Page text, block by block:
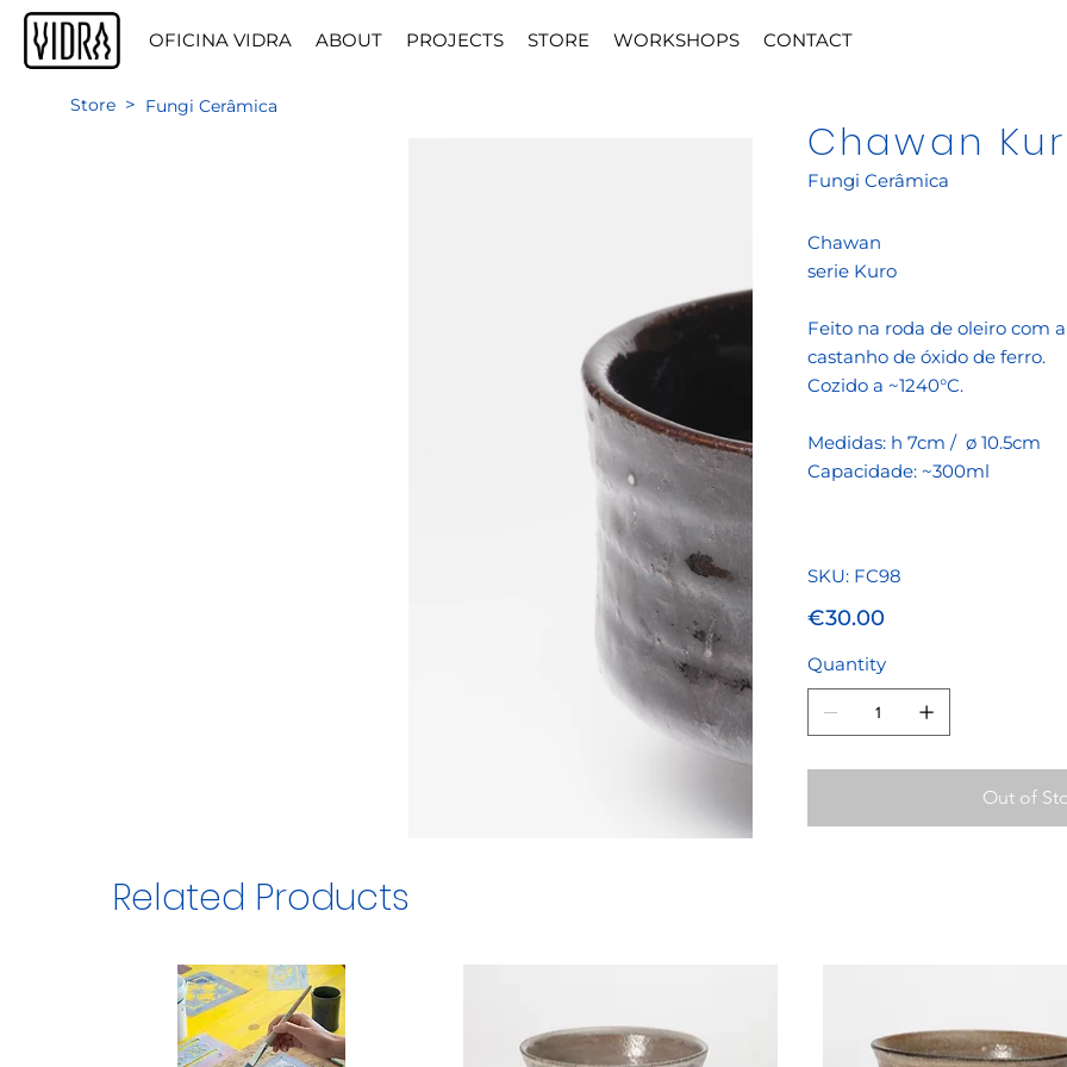
OFICINA VIDRA ABOUT PROJECTS STORE WORKSHOPS CONTACT
Related Products
Store > Fungi Cerâmica
Chawan
Fungi Cerâmica
Chawan
serie Kuro
Feito na roda de oleiro com
castanho de óxido de ferro.
Cozido a ~1240°C.
Medidas: h 7cm / ø 10.5cm
Capacidade: ~300ml
SKU: SKU
FC98
FC98
Price
€30.00
Quantity
Out of